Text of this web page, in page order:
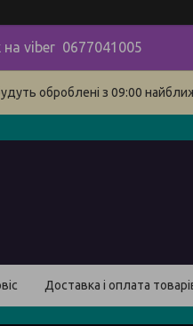
на viber 0677041005
оброблені з 09:00
Доставка і оплата